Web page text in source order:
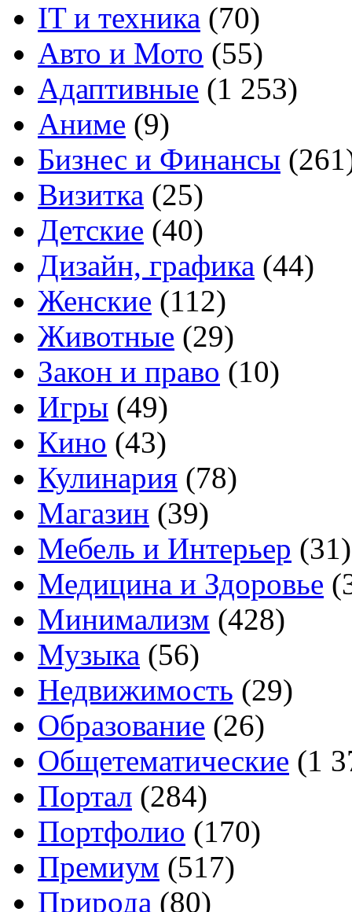
IT и техника (70)
Авто и Мото (55)
Адаптивные (1 253)
Аниме (9)
Бизнес и Финансы
Визитка (25)
Детские (40)
Дизайн, графика (44)
Женские (112)
Животные (29)
Закон и право (10)
Игры (49)
Кино (43)
Кулинария (78)
Магазин (39)
Мебель и Интерьер (31)
Медицина и Здоровье
Минимализм (428)
Музыка (56)
Недвижимость (29)
Образование (26)
Общетематические (1
Портал (284)
Портфолио (170)
Премиум (517)
Природа (80)